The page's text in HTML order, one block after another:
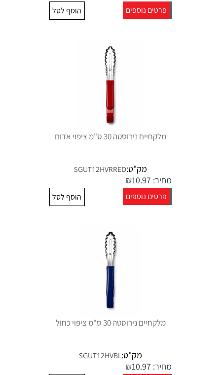
פרטים נוספים הוסף לסל
מלקחיים נירוסטה 30 ס"מ ציפוי אדום
מק"ט:SGUT12HVRRED
מחיר: ₪10.97
פרטים נוספים הוסף לסל
מלקחיים נירוסטה 30 ס"מ ציפוי כחול
מק"ט:SGUT12HVBL
מחיר: ₪10.97